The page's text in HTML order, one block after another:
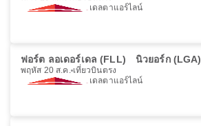
เดลตาแอร์ไลน์
ฟอร์ต ลอเดอร์เดล (FLL) นิวยอร์ก (LGA)
พฤหัส 20 ส.ค. เที่ยวบินตรง
เดลตาแอร์ไลน์